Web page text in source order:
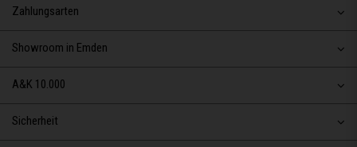
Zahlungsarten
Showroom in Emden
A&K 10.000
Sicherheit